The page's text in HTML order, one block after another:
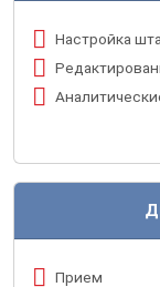
нас
Вебинары
помощник
1С
Настройка
Прием